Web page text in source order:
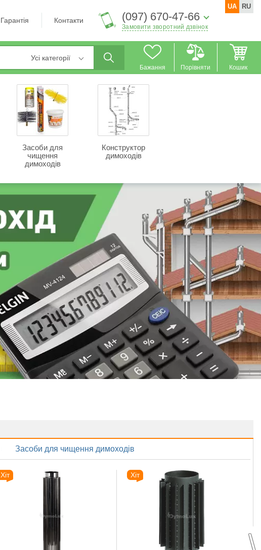
Гарантія Контакти (097) 670-47-66
Замовити зворотний дзвінок
UA RU
Усі категорії
Бажання Порівняти Кошик
Засоби для
чищення
димоходів
Конструктор
димоходів
Засоби для чищення димоходів
Хіт
Хіт